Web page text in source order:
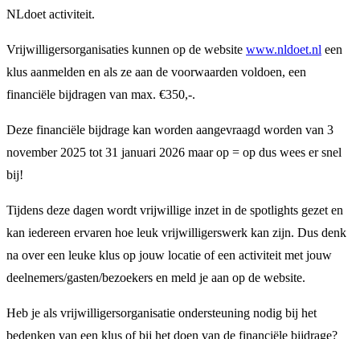
NLdoet activiteit.
Vrijwilligersorganisaties kunnen op de website www.nldoet.nl een
klus aanmelden en als ze aan de voorwaarden voldoen, een
financiële bijdragen van max. €350,-.
Deze financiële bijdrage kan worden aangevraagd worden van 3
november 2025 tot 31 januari 2026 maar op = op dus wees er snel
bij!
Tijdens deze dagen wordt vrijwillige inzet in de spotlights gezet en
kan iedereen ervaren hoe leuk vrijwilligerswerk kan zijn. Dus denk
na over een leuke klus op jouw locatie of een activiteit met jouw
deelnemers/gasten/bezoekers en meld je aan op de website.
Heb je als vrijwilligersorganisatie ondersteuning nodig bij het
bedenken van een klus of bij het doen van de financiële bijdrage?